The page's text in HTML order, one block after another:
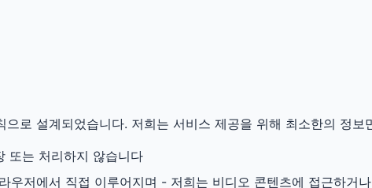
로 설계되었습니다. 저희는 서비스 제공을 위해 최소한의 정보
또는 처리하지 않습니다
우저에서 직접 이루어지며 - 저희는 비디오 콘텐츠에 접근하거